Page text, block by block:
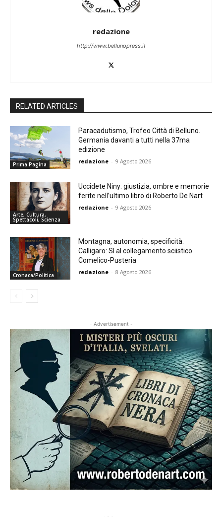
redazione
http://www.bellunopress.it
RELATED ARTICLES
Prima Pagina
Paracadutismo, Trofeo Città di Belluno.
Germania davanti a tutti nella 37ma
edizione
redazione - 9 Agosto 2026
Arte, Cultura,
Spettacoli, Scienza
Uccidete Niny: giustizia, ombre e memorie
ferite nell’ultimo libro di Roberto De Nart
redazione - 9 Agosto 2026
Cronaca/Politica
Montagna, autonomia, specificità.
Calligaro: Sì al collegamento sciistico
Comelico-Pusteria
redazione - 8 Agosto 2026
- Advertisement -